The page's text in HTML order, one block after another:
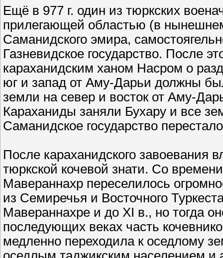
Ещё в 977 г. один из тюркских
прилегающей областью (в
Саманидского эмира,
Газневидское государство. После
караханидским ханом Насром о
юг и запад от Аму-Дарьи должны
земли на север и восток от Аму-
Караханиды заняли Бухару и все
Саманидское государство
После караханидского завоевания
тюркской кочевой знати. Со
Мавераннахр переселилось
из Семиречья и Восточного
Мавераннахре и до XI в., но тогда
последующих веках часть
медленно переходила к оседлому